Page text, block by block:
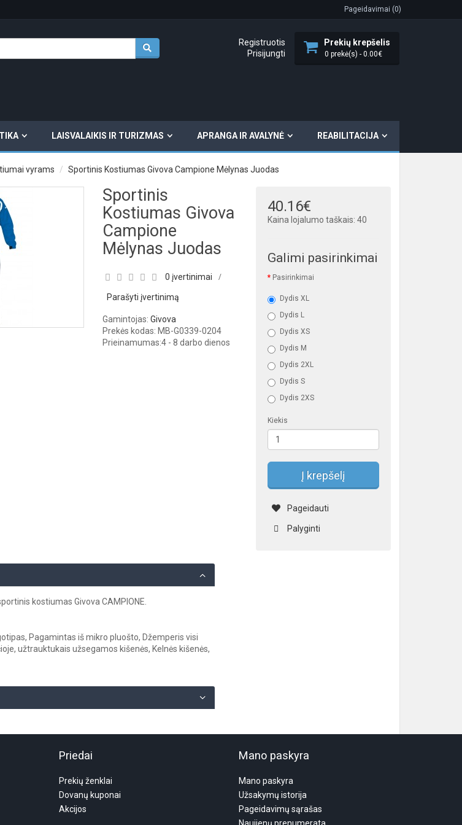
Pageidavimai (0)
Prekių krepšelis
0 prekė(s) - 0.00€
Registruotis
Prisijungti
LAISVALAIKIS IR TURIZMAS APRANGA IR AVALYNĖ REABILITACIJA
vyrams Sportinis Kostiumas Givova Campione Mėlynas Juodas
Sportinis
Kostiumas Givova
Campione
Mėlynas Juodas
0 įvertinimai /
Parašyti įvertinimą
Gamintojas:Givova
Prekės kodas: MB-G0339-0204
Prieinamumas:4 - 8 darbo dienos
40.16€
Kaina lojalumo taškais: 40
Galimi pasirinkimai
Pasirinkimai
Dydis XL
Dydis L
Dydis XS
Dydis M
Dydis 2XL
Dydis S
Dydis 2XS
Kiekis
Į krepšelį
Pageidauti
Palyginti
kostiumas Givova CAMPIONE.
Pagamintas iš mikro pluošto, Džemperis visi
užtrauktukais užsegamos kišenės, Kelnės kišenės,
Priedai
Prekių ženklai
Dovanų kuponai
Akcijos
Mano paskyra
Mano paskyra
Užsakymų istorija
Pageidavimų sąrašas